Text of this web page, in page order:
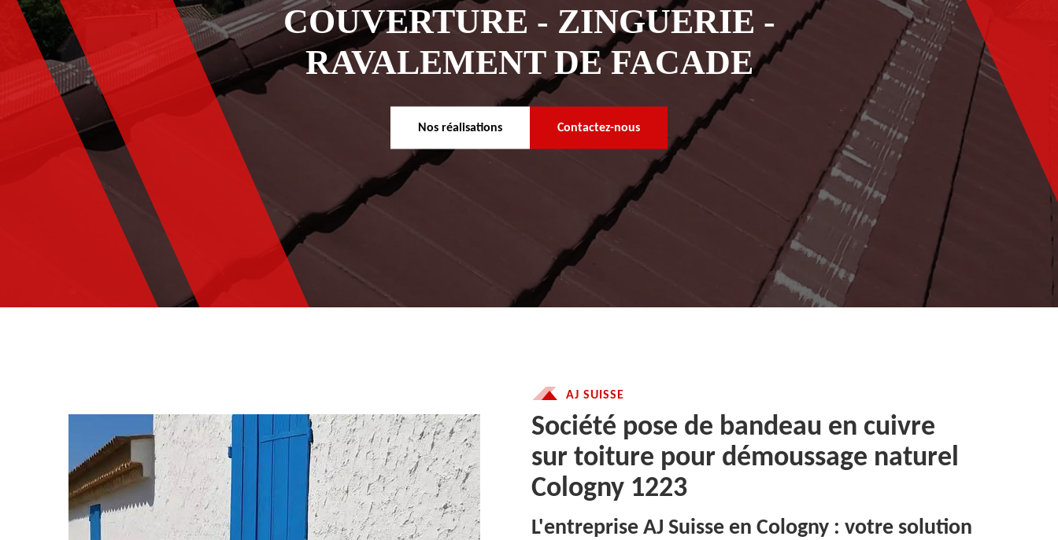
COUVERTURE - ZINGUERIE -
RAVALEMENT DE FACADE
Nos réalisations Contactez-nous
AJ SUISSE
Société pose de bandeau en cuivre
sur toiture pour démoussage naturel
Cologny 1223
L'entreprise AJ Suisse en Cologny : votre solution